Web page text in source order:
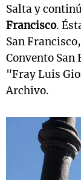
Salta y
Francisco.
San
Convento San
"Fray Luis
Archivo.